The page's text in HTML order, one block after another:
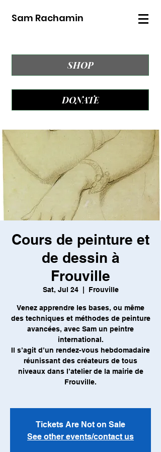
Sam Rachamin
SHOP
DONATE
Cours de peinture et
de dessin à
Frouville
Sat, Jul 24
  |
Frouville
Venez apprendre les bases, ou même
des techniques et méthodes de peinture
avancées, avec Sam un peintre
international.
Il s’agit d’un rendez-vous hebdomadaire
réunissant des créateurs de tous
niveaux dans l’atelier de la mairie de
Frouville.
Tickets Are Not on Sale
See other events/contact us